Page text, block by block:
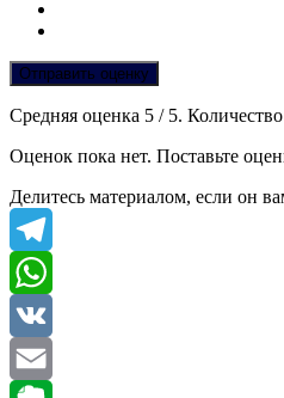
Отправить оценку
Средняя оценка 5 / 5.
Оценок пока нет. Поставьте
Делитесь материалом, если он
Telegram
WhatsApp
VK